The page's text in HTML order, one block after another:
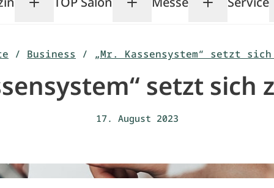
Toggle Magazin submenuToggle TOP Salon
Toggle
/ Business / „Mr. Kassensystem“ setzt
setzt sich
17. August 2023